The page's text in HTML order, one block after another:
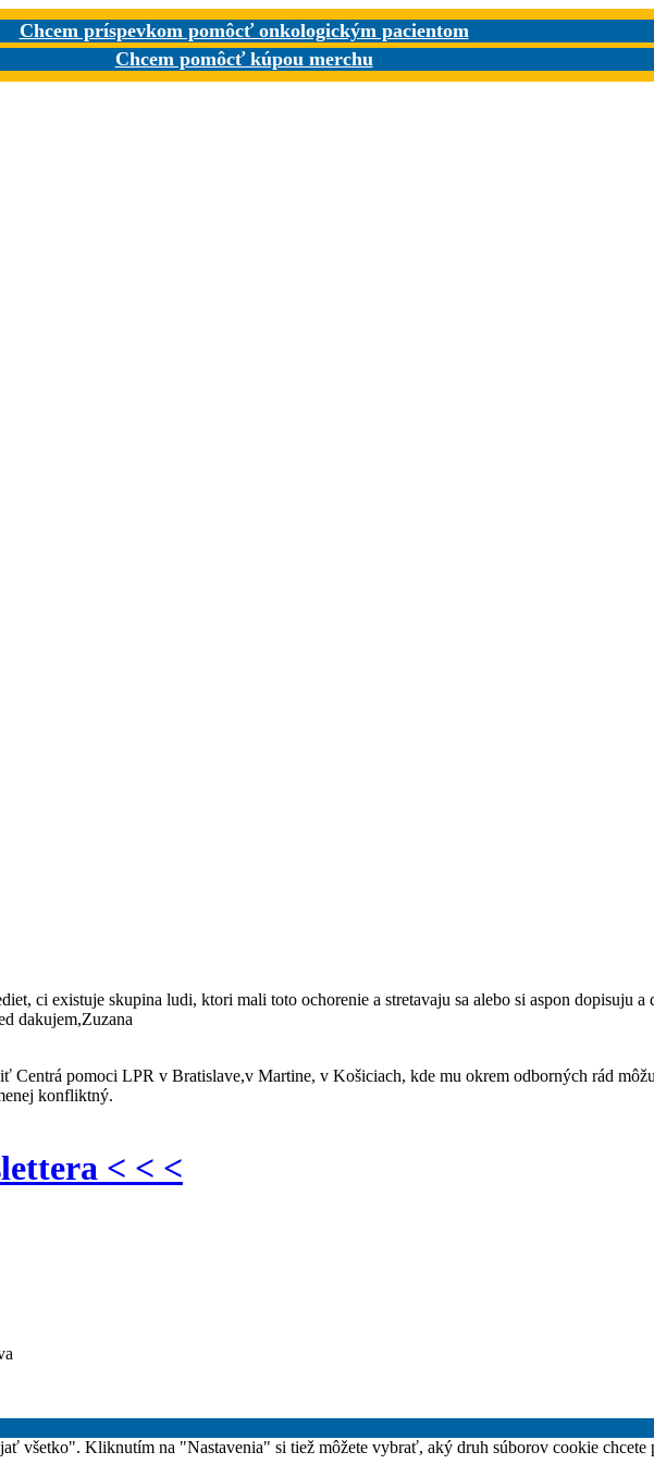
Chcem príspevkom pomôcť onkologickým pacientom
Chcem pomôcť kúpou merchu
ci existuje skupina ludi, ktori mali toto ochorenie a stretavaju sa alebo si aspon dopisuju
dakujem,Zuzana
Centrá pomoci LPR v Bratislave,v Martine, v Košiciach, kde mu okrem odborných rád
konfliktný.
< < <
všetko". Kliknutím na "Nastavenia" si tiež môžete vybrať, aký druh súborov cookie